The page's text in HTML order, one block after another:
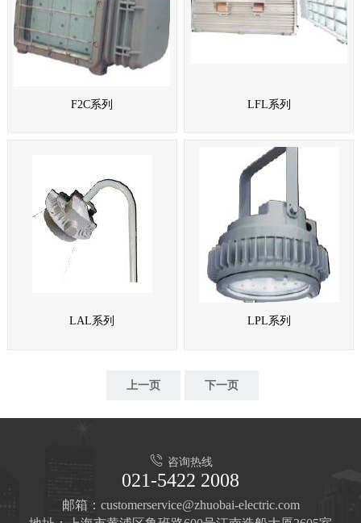
F2C系列 LFL系列
LAL系列 LPL系列
上一页 下一页
咨询热线
021-5422 2008
邮箱：customerservice@zhuobai-electric.com